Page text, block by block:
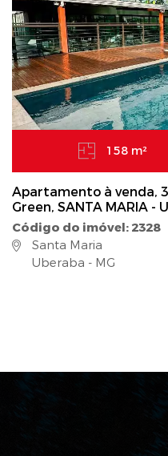
158 m²
Apartamento à venda,
Green, SANTA MARIA -
Código do imóvel: 2328
Santa Maria
Uberaba - MG